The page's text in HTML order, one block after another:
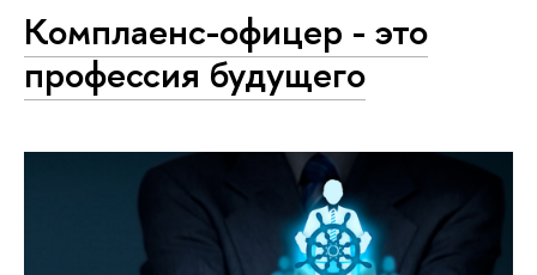
Комплаенс-офицер - это
профессия будущего